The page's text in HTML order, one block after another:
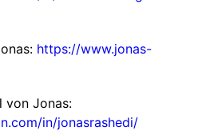
https://www.jonas-
von Jonas:
in/jonasrashedi/